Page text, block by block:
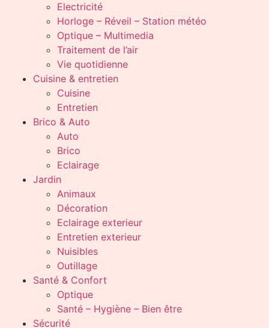
Electricité
Horloge – Réveil – Station météo
Optique – Multimedia
Traitement de l’air
Vie quotidienne
Cuisine & entretien
Cuisine
Entretien
Brico & Auto
Auto
Brico
Eclairage
Jardin
Animaux
Décoration
Eclairage exterieur
Entretien exterieur
Nuisibles
Outillage
Santé & Confort
Optique
Santé – Hygiène – Bien être
Sécurité